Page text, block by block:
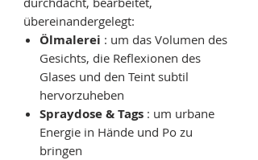
übereinandergelegt:
Ölmalerei : um das Volumen des
Gesichts, die Reflexionen des
Glases und den Teint subtil
hervorzuheben
Spraydose & Tags : um urbane
Energie in Hände und Po zu
bringen